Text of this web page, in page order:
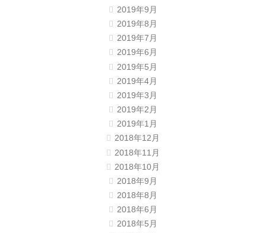
2019年9月
2019年8月
2019年7月
2019年6月
2019年5月
2019年4月
2019年3月
2019年2月
2019年1月
2018年12月
2018年11月
2018年10月
2018年9月
2018年8月
2018年6月
2018年5月